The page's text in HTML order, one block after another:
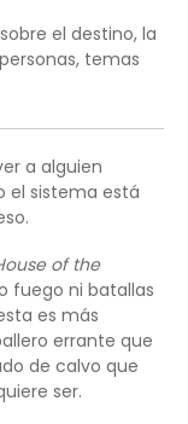
el destino, la
temas
a alguien
el sistema está
of the
fuego ni batallas
es más
errante que
de calvo que
ser.